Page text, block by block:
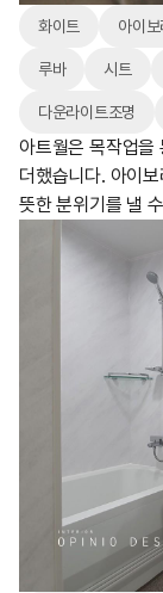
화이트 아이보
루바 시트
다운라이트조명
아트월은 목작업을
더했습니다. 아이
뜻한 분위기를 낼